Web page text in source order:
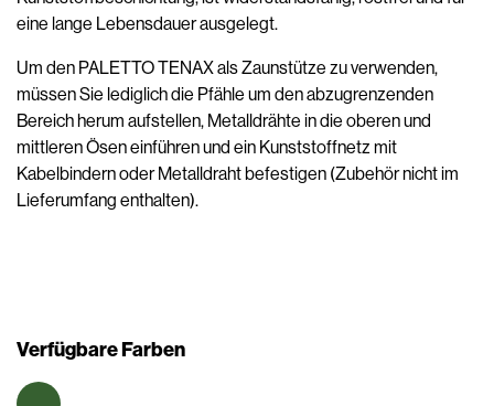
eine lange Lebensdauer ausgelegt.
Um den PALETTO TENAX als Zaunstütze zu verwenden,
müssen Sie lediglich die Pfähle um den abzugrenzenden
Bereich herum aufstellen, Metalldrähte in die oberen und
mittleren Ösen einführen und ein Kunststoffnetz mit
Kabelbindern oder Metalldraht befestigen (Zubehör nicht im
Lieferumfang enthalten).
Verfügbare Farben